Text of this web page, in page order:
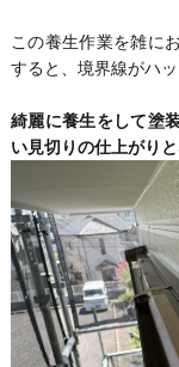
この養生作業を雑に
すると、境界線がハ
綺麗に養生をして塗
い見切りの仕上がりと